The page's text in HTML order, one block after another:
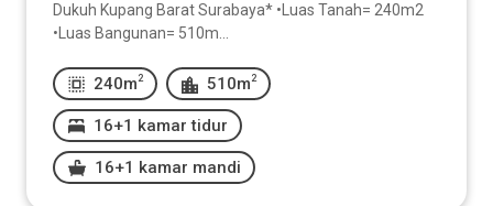
Dukuh Kupang Barat Surabaya* •Luas Tanah= 240m2
•Luas Bangunan= 510m...
240m 2 510m 2
16+1 kamar tidur
16+1 kamar mandi